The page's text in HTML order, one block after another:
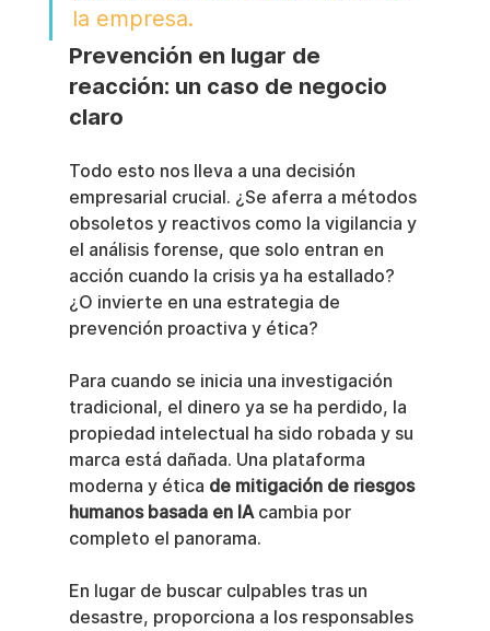
la empresa.
Prevención en lugar de
reacción: un caso de negocio
claro
Todo esto nos lleva a una decisión
empresarial crucial. ¿Se aferra a métodos
obsoletos y reactivos como la vigilancia y
el análisis forense, que solo entran en
acción cuando la crisis ya ha estallado?
¿O invierte en una estrategia de
prevención proactiva y ética?
Para cuando se inicia una investigación
tradicional, el dinero ya se ha perdido, la
propiedad intelectual ha sido robada y su
marca está dañada. Una plataforma
moderna y ética de mitigación de riesgos
humanos basada en IA cambia por
completo el panorama.
En lugar de buscar culpables tras un
desastre, proporciona a los responsables